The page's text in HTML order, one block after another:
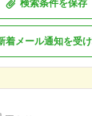
検索条件を保存
着メール通知を受